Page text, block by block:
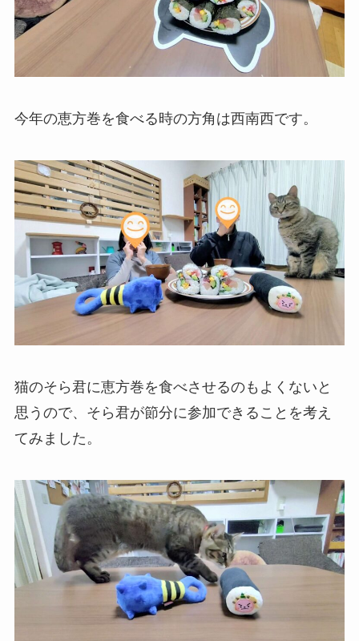
今年の恵方巻を食べる時の方角は西南西です。
猫のそら君に恵方巻を食べさせるのもよくないと
思うので、そら君が節分に参加できることを考え
てみました。